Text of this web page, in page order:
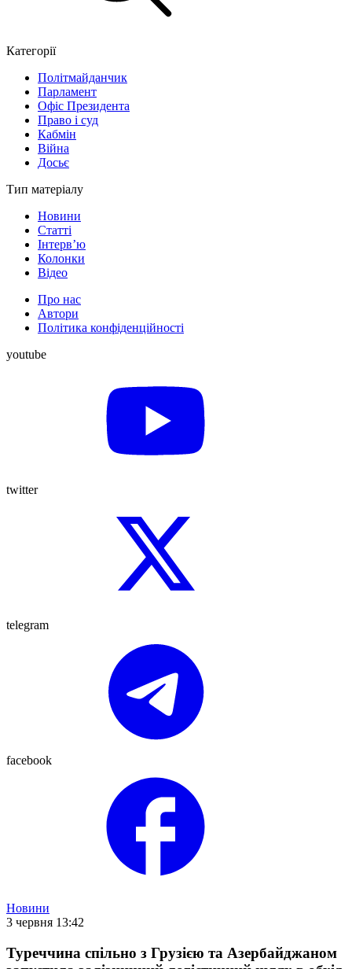
Категорії
Політмайданчик
Парламент
Офіс Президента
Право і суд
Кабмін
Війна
Досьє
Тип матеріалу
Новини
Статті
Інтерв’ю
Колонки
Відео
Про нас
Автори
Політика конфіденційності
youtube
twitter
telegram
facebook
Новини
3 червня 13:42
Туреччина спільно з Грузією та Азербайджаном